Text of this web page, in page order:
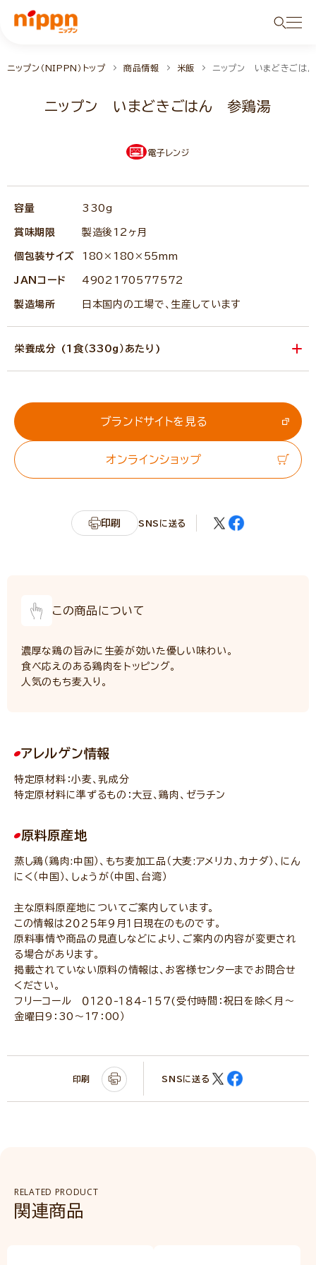
ニップン（NIPPN）トップ 商品情報 米飯 ニップン いまどきごは
ニップン いまどきごはん 参鶏湯
電子レンジ
容量 330g
賞味期限 製造後12ヶ月
個包装サイズ 180×180×55mm
JANコード 4902170577572
製造場所 日本国内の工場で、生産しています
栄養成分 (1食（330g）あたり)
5.3g
炭水化物 40.5g
37.9g
181.5mg
ブランドサイトを見る
オンラインショップ
印刷 SNSに送る
この商品について
濃厚な鶏の旨みに生姜が効いた優しい味わい。
食べ応えのある鶏肉をトッピング。
人気のもち麦入り。
アレルゲン情報
特定原材料：小麦、乳成分
特定原材料に準ずるもの：大豆、鶏肉、ゼラチン
原料原産地
蒸し鶏（鶏肉:中国）、もち麦加工品（大麦:アメリカ、カナダ）、にん
にく（中国）、しょうが（中国、台湾）
主な原料原産地についてご案内しています。
この情報は２０２５年９月１日現在のものです。
原料事情や商品の見直しなどにより、ご案内の内容が変更され
る場合があります。
掲載されていない原料の情報は、お客様センターまでお問合せ
ください。
フリーコール ０１２０-１８４-１５７(受付時間：祝日を除く月～
金曜日9：30～17：00）
印刷 SNSに送る
RELATED PRODUCT
関連商品